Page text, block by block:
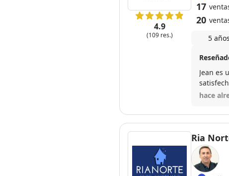
4.9
(109 res.)
17
20
5
Jean es
hace
Ria